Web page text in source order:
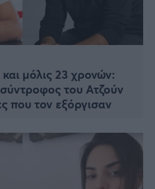
μόλις 23 χρονών:
του Ατζούν
που τον εξόργισαν